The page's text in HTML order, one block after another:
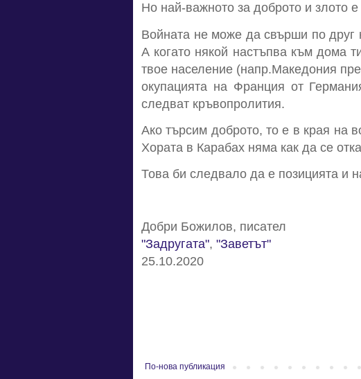
Но най-важното за доброто и злото
Войната не може да свърши по друг
А когато някой настъпва към дома
твое население (напр.Македония
окупацията на Франция от
следват кръвопролития.
Ако търсим доброто, то е в края на
Хората в Карабах няма как да се
Това би следвало да е позицията и
Добри Божилов, писател
"Задругата", "Заветът"
25.10.2020
По-нова публикация